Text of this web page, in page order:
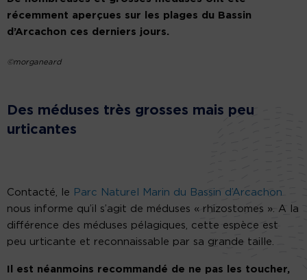
récemment aperçues sur les plages du Bassin
d’Arcachon ces derniers jours.
©morganeard
Des méduses très grosses mais peu
urticantes
Contacté, le Parc Naturel Marin du Bassin d’Arcachon
nous informe qu’il s’agit de méduses « rhizostomes ». A la
différence des méduses pélagiques, cette espèce est
peu urticante et reconnaissable par sa grande taille.
Il est néanmoins recommandé de ne pas les toucher,